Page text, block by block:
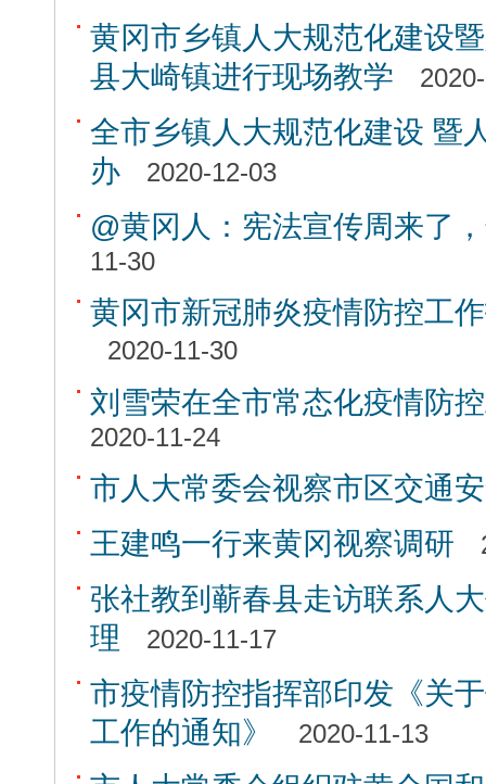
黄冈市乡镇人大规范化建设
县大崎镇进行现场教学
全市乡镇人大规范化建设 暨
办
2020-12-03
@黄冈人：宪法宣传周来了
11-30
黄冈市新冠肺炎疫情防控工
2020-11-30
刘雪荣在全市常态化疫情防
2020-11-24
市人大常委会视察市区交通
王建鸣一行来黄冈视察调研
张社教到蕲春县走访联系人
理
2020-11-17
市疫情防控指挥部印发《关
工作的通知》
2020-11-13